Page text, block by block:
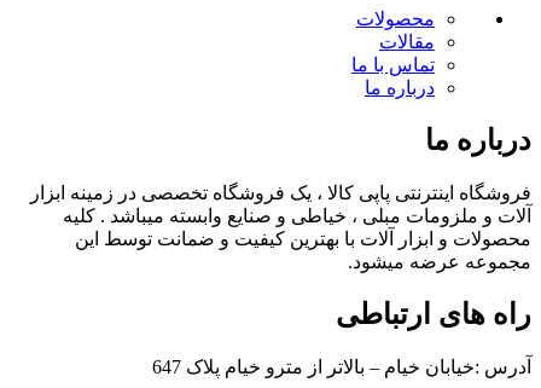
محصولات
مقالات
تماس با ما
درباره ما
درباره ما
فروشگاه اینترنتی پاپی کالا ، یک فروشگاه تخصصی در زمینه ابزار
آلات و ملزومات مبلی ، خیاطی و صنایع وابسته میباشد . کلیه
محصولات و ابزار آلات با بهترین کیفیت و ضمانت توسط این
مجموعه عرضه میشود.
راه های ارتباطی
آدرس :خیابان خیام – بالاتر از مترو خیام پلاک 647